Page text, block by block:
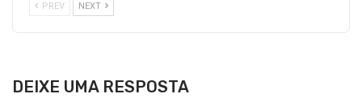
PREV NEXT
DEIXE UMA RESPOSTA